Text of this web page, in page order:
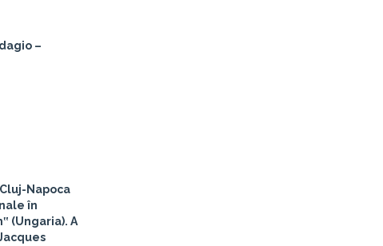
–
Napoca
în
(Ungaria). A